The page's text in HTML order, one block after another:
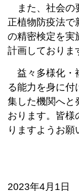
また、社会の
正植物防疫法で
の精密検定を実
計画しておりま
益々多様化・
る能力を身に付
集した機関へと
おります。皆様
りますようお願
2023年4月1日